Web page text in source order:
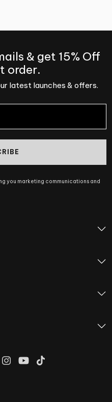
& get 15% Off
order.
latest launches & offers.
you marketing communications and